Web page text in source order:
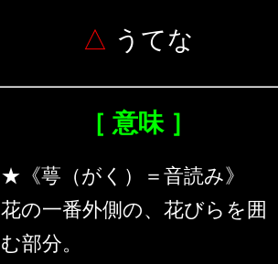
△ うてな
［ 意味 ］
★《萼（がく）＝音読み》
花の一番外側の、花びらを囲
む部分。